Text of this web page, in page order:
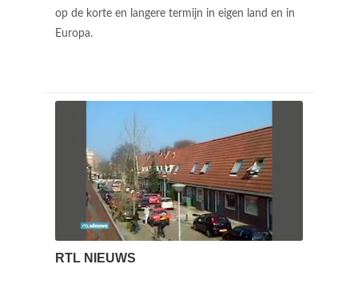
op de korte en langere termijn in eigen land en in
Europa.
RTL NIEUWS